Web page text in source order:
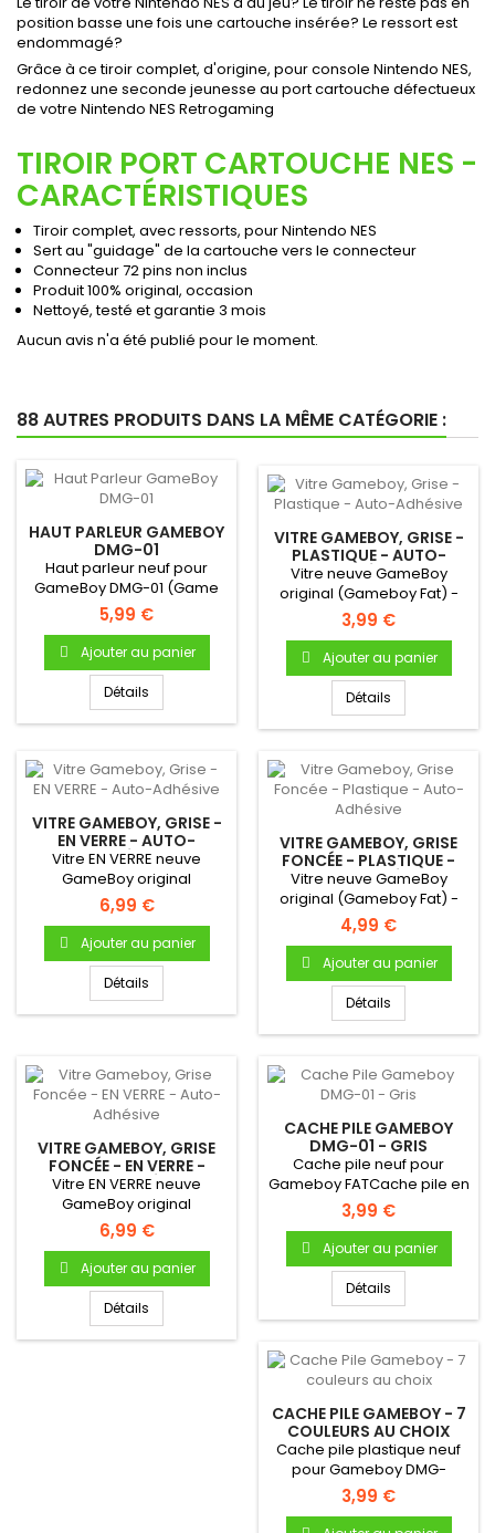
position basse une fois une cartouche insérée? Le ressort est
endommagé?
Grâce à ce tiroir complet, d'origine, pour console Nintendo NES,
redonnez une seconde jeunesse au port cartouche défectueux
de votre Nintendo NES Retrogaming
TIROIR PORT CARTOUCHE NES -
CARACTÉRISTIQUES
Tiroir complet, avec ressorts, pour Nintendo NES
Sert au "guidage" de la cartouche vers le connecteur
Connecteur 72 pins non inclus
Produit 100% original, occasion
Nettoyé, testé et garantie 3 mois
Aucun avis n'a été publié pour le moment.
88 AUTRES PRODUITS DANS LA MÊME CATÉGORIE :
HAUT PARLEUR GAMEBOY
DMG-01
Haut parleur neuf pour
GameBoy DMG-01 (Game
Boy Original) !Haut parleur...
5,99 €
Ajouter au panier
Détails
VITRE GAMEBOY, GRISE -
PLASTIQUE - AUTO-
ADHÉSIVE
Vitre neuve GameBoy
original (Gameboy Fat) -
Autocollante - Uniquement
pour...
3,99 €
Ajouter au panier
Détails
VITRE GAMEBOY, GRISE -
EN VERRE - AUTO-
ADHÉSIVE
Vitre EN VERRE neuve
GameBoy original
(Gameboy Fat) -
Autocollante -...
6,99 €
Ajouter au panier
Détails
VITRE GAMEBOY, GRISE
FONCÉE - PLASTIQUE -
AUTO-ADHÉSIVE
Vitre neuve GameBoy
original (Gameboy Fat) -
Autocollante - Uniquement
pour...
4,99 €
Ajouter au panier
Détails
VITRE GAMEBOY, GRISE
FONCÉE - EN VERRE -
AUTO-ADHÉSIVE
Vitre EN VERRE neuve
GameBoy original
(Gameboy Fat) -
Autocollante -...
6,99 €
Ajouter au panier
Détails
CACHE PILE GAMEBOY
DMG-01 - GRIS
Cache pile neuf pour
Gameboy FATCache pile en
plastique Pour Gameboy...
3,99 €
Ajouter au panier
Détails
CACHE PILE GAMEBOY - 7
COULEURS AU CHOIX
Cache pile plastique neuf
pour Gameboy DMG-
01Cache pile en plastique
Pour...
3,99 €